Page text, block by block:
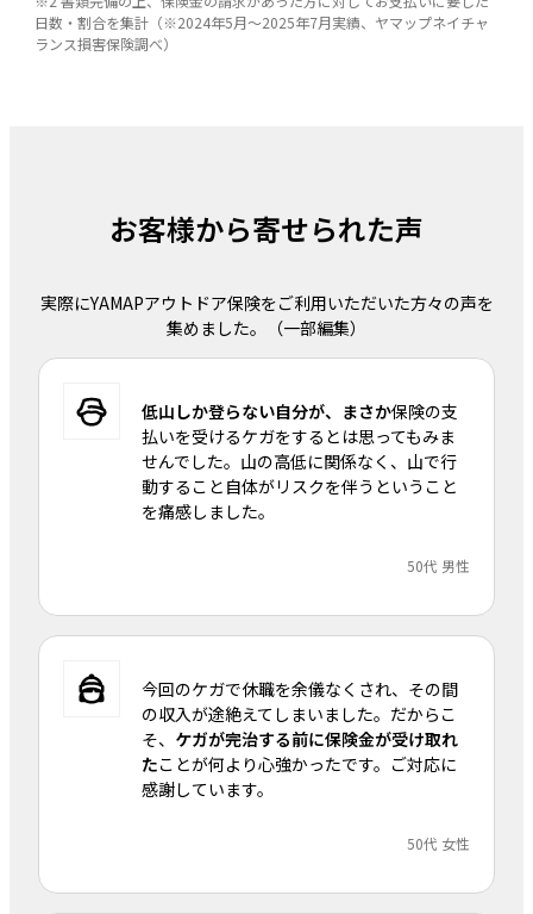
日数・割合を集計（※2024年5月〜2025年7月実績、ヤマップネイチャ
ランス損害保険調べ）
お客様から寄せられた声
実際にYAMAPアウトドア保険をご利用いただいた方々の声を
集めました。（一部編集）
低山しか登らない自分が、まさか保険の支
払いを受けるケガをするとは思ってもみま
せんでした。山の高低に関係なく、山で行
動すること自体がリスクを伴うということ
を痛感しました。
50代 男性
今回のケガで休職を余儀なくされ、その間
の収入が途絶えてしまいました。だからこ
そ、 ケガが完治する前に保険金が受け取れ
たことが何より心強かったです。ご対応に
感謝しています。
50代 女性